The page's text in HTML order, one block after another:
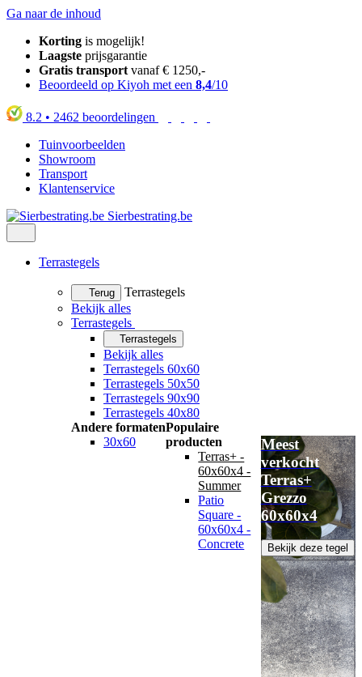
Ga naar de inhoud
Korting is mogelijk!
Laagste prijsgarantie
Gratis transport vanaf € 1250,-
Beoordeeld op Kiyoh met een 8,4/10
8.2 • 2462 beoordelingen
Tuinvoorbeelden
Showroom
Transport
Klantenservice
Sierbestrating.be
Terrastegels
Terug
Terrastegels
Bekijk alles
Terrastegels
Terrastegels
Bekijk alles
Terrastegels 60x60
Terrastegels 50x50
Terrastegels 90x90
Terrastegels 40x80
Andere formaten
30x60
Populaire
producten
Terras+ -
60x60x4 -
Summer
Patio
Square -
60x60x4 -
Concrete
Meest
verkocht
Terras+
Grezzo
60x60x4
Bekijk deze tegel